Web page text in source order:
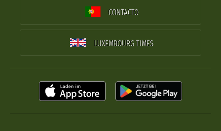
CONTACTO
LUXEMBOURG TIMES